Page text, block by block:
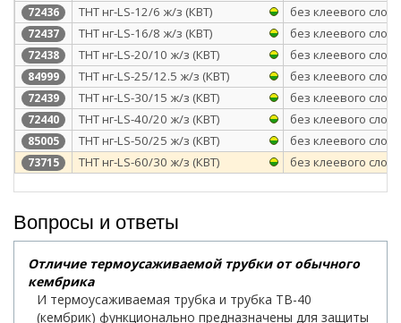
72436 ТНТ нг-LS-12/6 ж/з (КВТ) без клеевого слоя
72437 ТНТ нг-LS-16/8 ж/з (КВТ) без клеевого слоя
72438 ТНТ нг-LS-20/10 ж/з (КВТ) без клеевого слоя
84999 ТНТ нг-LS-25/12.5 ж/з (КВТ) без клеевого слоя
72439 ТНТ нг-LS-30/15 ж/з (КВТ) без клеевого слоя
72440 ТНТ нг-LS-40/20 ж/з (КВТ) без клеевого слоя
85005 ТНТ нг-LS-50/25 ж/з (КВТ) без клеевого слоя
73715 ТНТ нг-LS-60/30 ж/з (КВТ) без клеевого слоя
Вопросы и ответы
Отличие термоусаживаемой трубки от обычного
кембрика
И термоусаживаемая трубка и трубка ТВ-40
(кембрик) функционально предназначены для защиты